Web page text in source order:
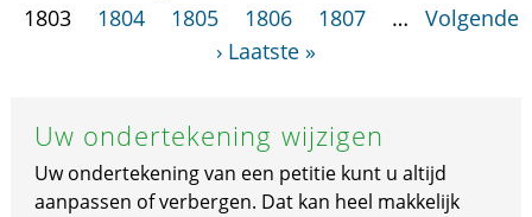
1803
1804 1805 1806 1807 …
Volgende
› Laatste »
Uw ondertekening wijzigen
Uw ondertekening van een petitie kunt u altijd
aanpassen of verbergen. Dat kan heel makkelijk